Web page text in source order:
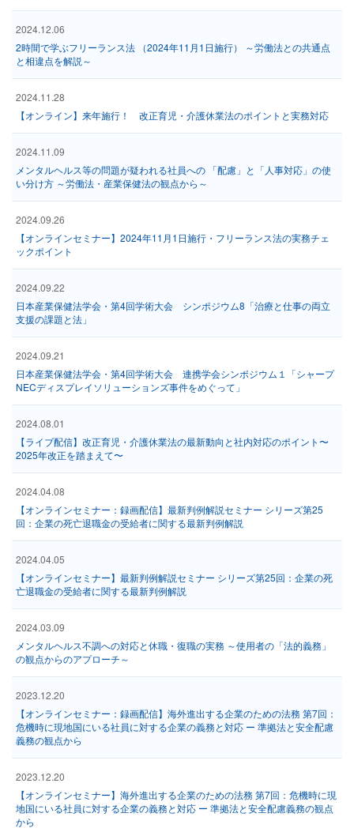
2024.12.06
2時間で学ぶフリーランス法 （2024年11月1日施行） ～労働法との共通点
と相違点を解説～
2024.11.28
【オンライン】来年施行！ 改正育児・介護休業法のポイントと実務対応
2024.11.09
メンタルヘルス等の問題が疑われる社員への 「配慮」と「人事対応」の使
い分け方 ～労働法・産業保健法の観点から～
2024.09.26
【オンラインセミナー】2024年11月1日施行・フリーランス法の実務チェ
ックポイント
2024.09.22
日本産業保健法学会・第4回学術大会 シンポジウム8「治療と仕事の両立
支援の課題と法」
2024.09.21
日本産業保健法学会・第4回学術大会 連携学会シンポジウム１「シャープ
NECディスプレイソリューションズ事件をめぐって」
2024.08.01
【ライブ配信】改正育児・介護休業法の最新動向と社内対応のポイント〜
2025年改正を踏まえて〜
2024.04.08
【オンラインセミナー：録画配信】最新判例解説セミナー シリーズ第25
回：企業の死亡退職金の受給者に関する最新判例解説
2024.04.05
【オンラインセミナー】最新判例解説セミナー シリーズ第25回：企業の死
亡退職金の受給者に関する最新判例解説
2024.03.09
メンタルヘルス不調への対応と休職・復職の実務 ～使用者の「法的義務」
の観点からのアプローチ～
2023.12.20
【オンラインセミナー：録画配信】海外進出する企業のための法務 第7回：
危機時に現地国にいる社員に対する企業の義務と対応 ー 準拠法と安全配慮
義務の観点から
2023.12.20
【オンラインセミナー】海外進出する企業のための法務 第7回：危機時に現
地国にいる社員に対する企業の義務と対応 ー 準拠法と安全配慮義務の観点
から